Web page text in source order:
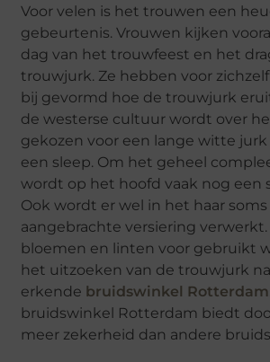
Voor velen is het trouwen een
gebeurtenis. Vrouwen kijken
dag van het trouwfeest en het
trouwjurk. Ze hebben voor
bij gevormd hoe de trouwjurk
de westerse cultuur wordt over
gekozen voor een lange witte
een sleep. Om het geheel
wordt op het hoofd vaak nog een
Ook wordt er wel in het haar
aangebrachte versiering
bloemen en linten voor gebruikt
het uitzoeken van de trouwjurk
erkende bruidswinkel Rotterdam
bruidswinkel Rotterdam biedt
meer zekerheid dan andere